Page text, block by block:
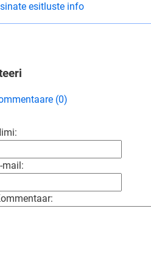
esitluste info
(0)
mail: